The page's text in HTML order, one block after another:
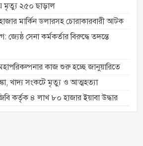
মৃত্যু ২৫০ ছাড়াল
মার্কিন ডলারসহ চোরাকারবারী আটক
জ্যেষ্ঠ সেনা কর্মকর্তার বিরুদ্ধে তদন্তে
কাজ শুরু হচ্ছে জানুয়ারিতে
খাদ্য সংকটে মৃত্যু ও আত্মহত্যা
কর্তৃক ৪ লাখ ৮০ হাজার ইয়াবা উদ্ধার